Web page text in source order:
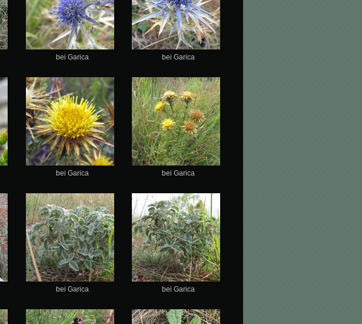
bei Garica bei Garica
bei Garica bei Garica
bei Garica bei Garica